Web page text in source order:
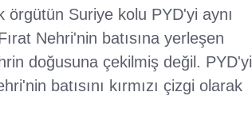
Suriye kolu PYD'yi aynı
Nehri'nin batısına yerleşen
doğusuna çekilmiş değil. PYD'yi
batısını kırmızı çizgi olarak